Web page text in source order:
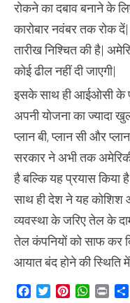
रोकने का दबाव बनाने के
कारोबार नवंबर तक रोक
तारीख निश्चित की है|
कोई ढील नहीं दी जाएगी|
इसके साथ ही आईओसी के
अपनी योजना का ज्यादा
प्लान बी, प्लान सी और
सरकार ने अभी तक
है बल्कि यह प्रयास किया
साथ ही देश ने यह कोशिश
व्यवस्था के जरिए तेल के
तेल कंपनियों को साफ कर
आयात बंद होने की स्थिति
Facebook
TwitterPinterest Print